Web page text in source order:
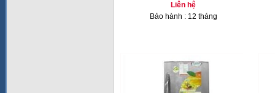
Liên hệ
Bảo hành : 12 tháng